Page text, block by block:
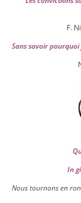
F.
Sans savoir
In
Nous tour­nons en